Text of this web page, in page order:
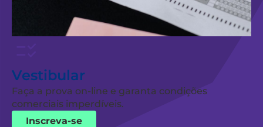
Vestibular
Faça a prova on-line e garanta condições
comerciais imperdíveis.
Inscreva-se